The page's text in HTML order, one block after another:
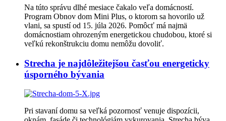
Na túto správu dlhé mesiace čakalo veľa domácností.
Program Obnov dom Mini Plus, o ktorom sa hovorilo už
vlani, sa spustí od 15. júla 2026. Pomôcť má najmä
domácnostiam ohrozeným energetickou chudobou, ktoré si
veľkú rekonštrukciu domu nemôžu dovoliť.
Strecha je najdôležitejšou časťou energeticky
úsporného bývania
Pri stavaní domu sa veľká pozornosť venuje dispozícii,